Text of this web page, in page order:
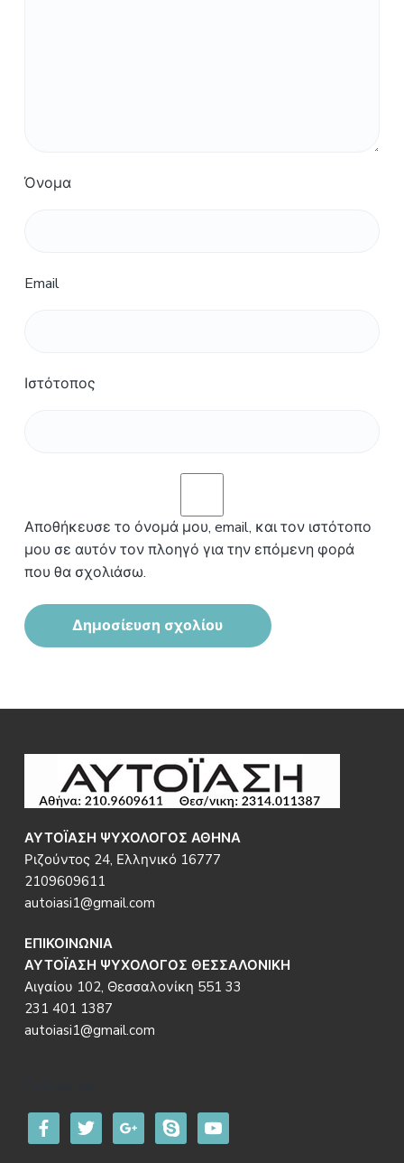
Όνομα
Email
Ιστότοπος
Αποθήκευσε το όνομά μου, email, και τον ιστότοπο
μου σε αυτόν τον πλοηγό για την επόμενη φορά
που θα σχολιάσω.
Footer
ΑΥΤΟΪΑΣΗ ΨΥΧΟΛΟΓΟΣ ΑΘΗΝΑ
Ριζούντος 24, Ελληνικό 16777
2109609611
autoiasi1@gmail.com
ΕΠΙΚΟΙΝΩΝΙΑ
ΑΥΤΟΪΑΣΗ ΨΥΧΟΛΟΓΟΣ ΘΕΣΣΑΛΟΝΙΚΗ
Αιγαίου 102, Θεσσαλονίκη 551 33
231 401 1387
autoiasi1@gmail.com
facebooktwitter google skype youtube